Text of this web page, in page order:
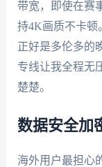
带宽，即使在赛
持4K画质不卡顿
正好是多伦多的
专线让我全程无
楚楚。
数据安全加
海外用户最担心